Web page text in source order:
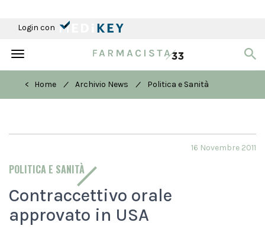
Login con
Toggle
< Home
/ Archivio News / Politica e Sanità
POLITICA E SANITÀ
16 Novembre 2011
Contraccettivo orale
approvato in USA